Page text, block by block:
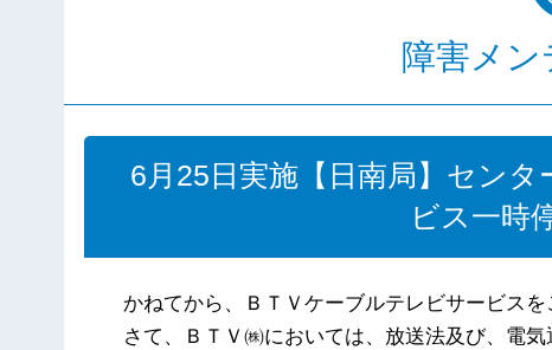
障害メ
6月25日実施【日南局】セン
ビス一時
かねてから、ＢＴＶケーブルテレビサービス
さて、ＢＴＶ㈱においては、放送法及び、電